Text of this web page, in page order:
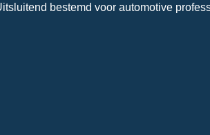
bestemd voor automotive